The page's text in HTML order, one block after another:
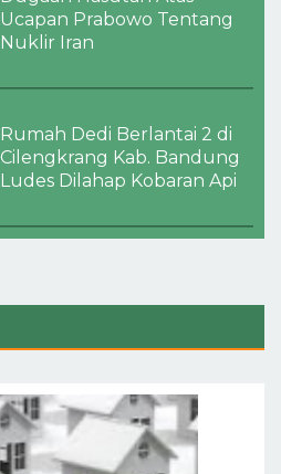
Ucapan Prabowo Tentang
Nuklir Iran
Rumah Dedi Berlantai 2 di
Cilengkrang Kab. Bandung
Ludes Dilahap Kobaran Api